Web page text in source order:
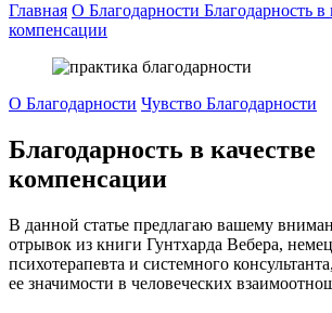
Главная О Благодарности Благодарность в
компенсации
О Благодарности Чувство Благодарности
Благодарность в качестве
компенсации
В данной статье предлагаю вашему
отрывок из книги Гунтхарда Вебера,
психотерапевта и системного
ее значимости в человеческих